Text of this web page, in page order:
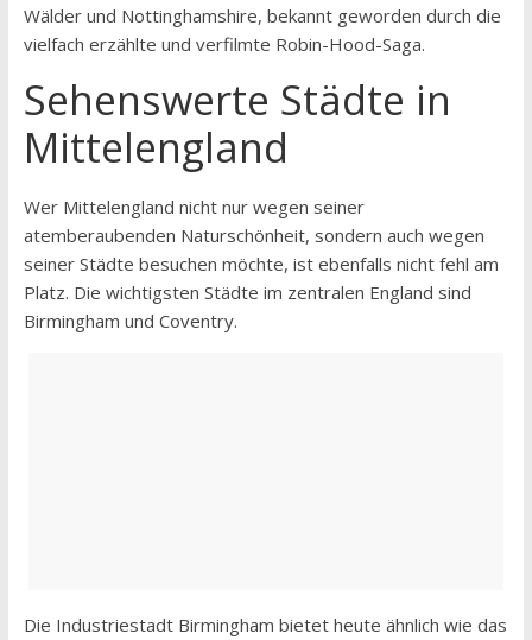
Wälder und Nottinghamshire, bekannt geworden durch die
vielfach erzählte und verfilmte Robin-Hood-Saga.
Sehenswerte Städte in
Mittelengland
Wer Mittelengland nicht nur wegen seiner
atemberaubenden Naturschönheit, sondern auch wegen
seiner Städte besuchen möchte, ist ebenfalls nicht fehl am
Platz. Die wichtigsten Städte im zentralen England sind
Birmingham und Coventry.
Die Industriestadt Birmingham bietet heute ähnlich wie das